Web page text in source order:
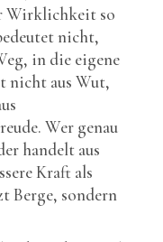
Wirklichkeit so
nicht,
in die eigene
nicht aus Wut,
Wer genau
handelt aus
Kraft als
Berge, sondern